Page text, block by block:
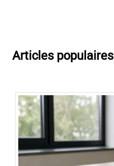
Articles populaires